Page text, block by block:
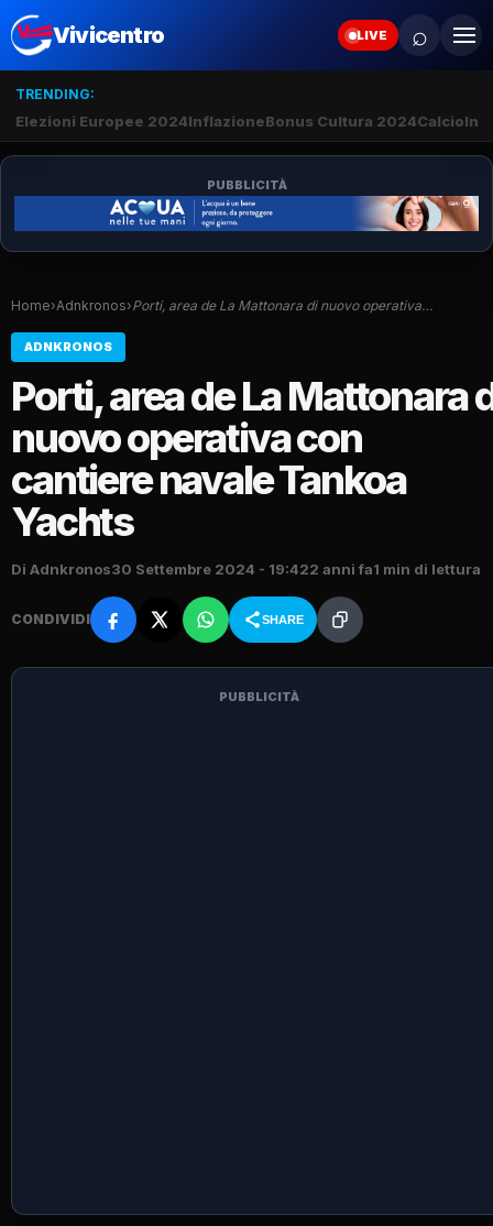
Vivicentro LIVE ⌕
TRENDING:
Elezioni Europee 2024InflazioneBonus Cultura 2024Calcio
PUBBLICITÀ
Home›Adnkronos›Porti, area de La Mattonara di nuovo operativa…
ADNKRONOS
Porti, area de La Mattonara
nuovo operativa con
cantiere navale Tankoa
Yachts
Di Adnkronos30 Settembre 2024 - 19:422 anni fa1 min di lettura
CONDIVIDI SHARE
PUBBLICITÀ